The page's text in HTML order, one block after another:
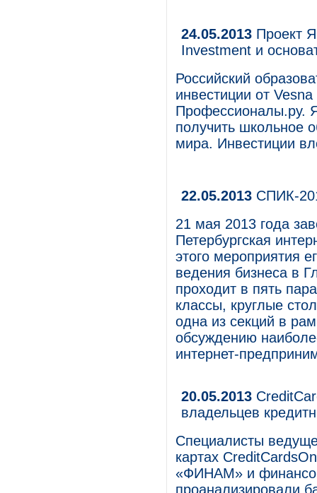
24.05.2013 Проект
Investment и
Российский
инвестиции от
Профессионалы.ру.
получить школьное
мира. Инвестиции
22.05.2013 СПИК-
21 мая 2013 года
Петербургская
этого мероприятия
ведения бизнеса в
проходит в пять
классы, круглые
одна из секций в
обсуждению
интернет-
20.05.2013
владельцев
Специалисты
картах
«ФИНАМ» и
проанализировали